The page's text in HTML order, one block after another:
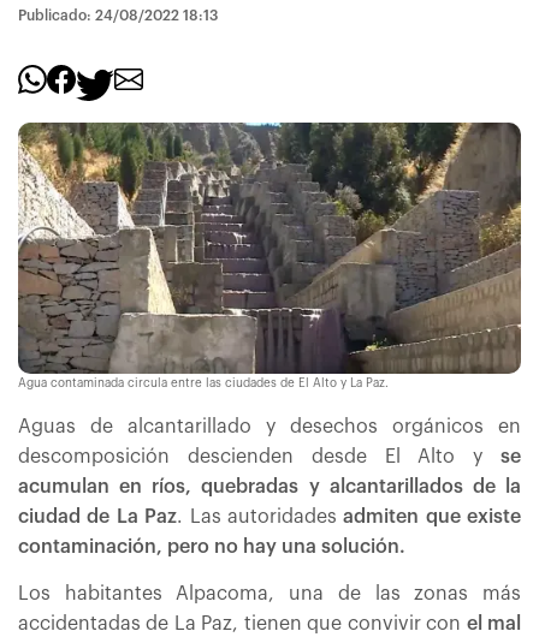
Publicado: 24/08/2022 18:13
Agua contaminada circula entre las ciudades de El Alto y La Paz.
Aguas de alcantarillado y desechos orgánicos en
descomposición descienden desde El Alto y se
acumulan en ríos, quebradas y alcantarillados de la
ciudad de La Paz. Las autoridadesadmiten que existe
contaminación, pero no hay una solución.
Los habitantes Alpacoma, una de las zonas más
accidentadas de La Paz, tienen que convivir con el mal